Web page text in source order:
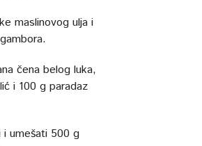
maslinovog ulja i
čena belog luka,
i 100 g paradaz
umešati 500 g